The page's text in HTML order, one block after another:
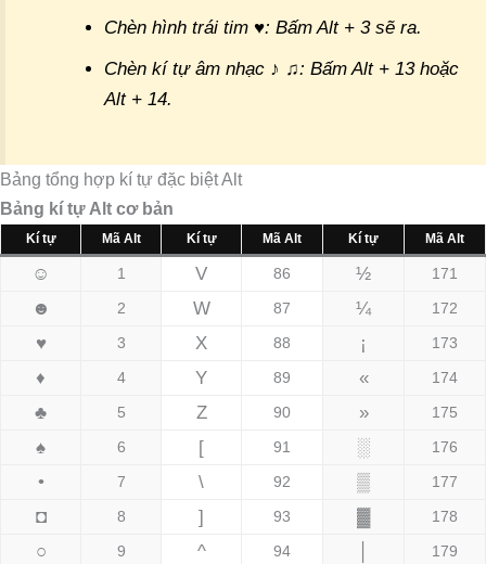
Chèn hình trái tim ♥: Bấm Alt + 3 sẽ ra.
Chèn kí tự âm nhạc ♪ ♫: Bấm Alt + 13 hoặc
Alt + 14.
Bảng tổng hợp kí tự đặc biệt Alt
Bảng kí tự Alt cơ bản
Kí tự Mã Alt Kí tự Mã Alt Kí tự Mã Alt
☺ 1 V 86 ½ 171
☻ 2 W 87 ¼ 172
♥ 3 X 88 ¡ 173
♦ 4 Y 89 « 174
♣ 5 Z 90 » 175
♠ 6 [ 91 ░ 176
• 7 \ 92 ▒ 177
◘ 8 ] 93 ▓ 178
○ 9 ^ 94 179